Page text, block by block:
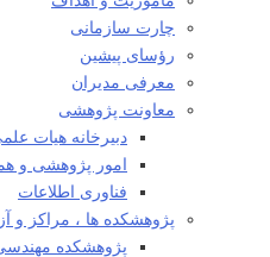
چارت سازمانی
رؤسای پیشین
معرفی مدیران
معاونت پژوهشی
دبیرخانه هیات
امور پژوهشی و
فناوری اطلاعات
پژوهشکده ها ، مراکز و
پژوهشکده